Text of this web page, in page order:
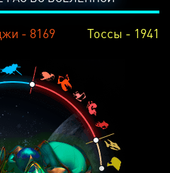
- 8169 Тоссы - 1941